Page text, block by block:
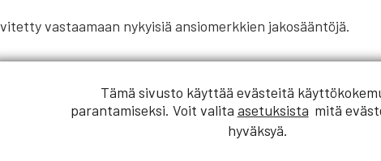
vastaamaan nykyisiä ansiomerkkien jakosääntöjä.
jolla pisteytysohjeen mukaisesti täyttyy 40
viisi vuotta.
Tämä sivusto käyttää evästeitä
parantamiseksi. Voit valita asetuksista mitä
hyväksyä.